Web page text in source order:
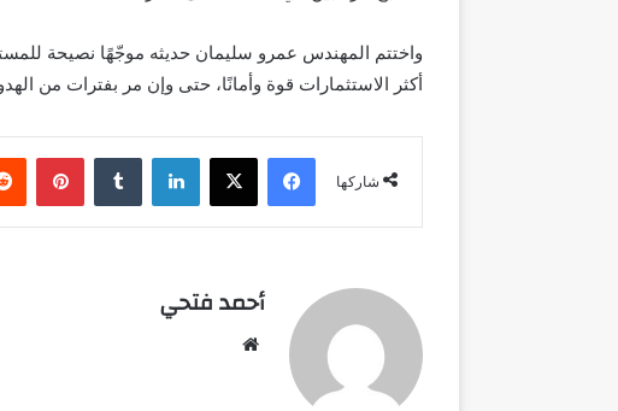
واختتم المهندس عمرو سليمان حديثه موجّهًا نصيحة
أكثر الاستثمارات قوة وأمانًا، حتى وإن مر بفترات من
شاركها
فيسبوك ‫X لينكدإن
أحمد فتحي